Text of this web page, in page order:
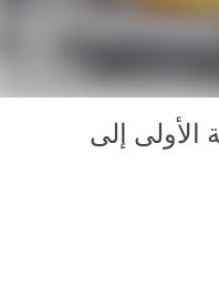
الأولى إلى